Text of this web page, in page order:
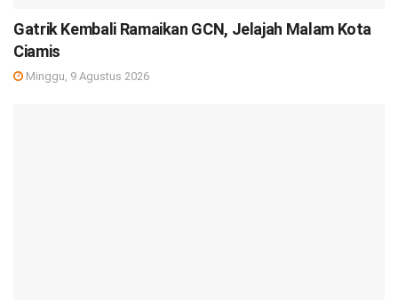
Gatrik Kembali Ramaikan GCN, Jelajah Malam Kota
Ciamis
Minggu, 9 Agustus 2026